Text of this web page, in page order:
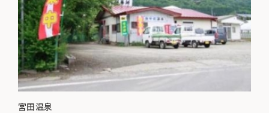
宮田温泉